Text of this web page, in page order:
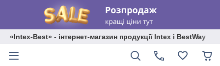
«Intex-Best» - інтернет-магазин продукції Intex і BestWay